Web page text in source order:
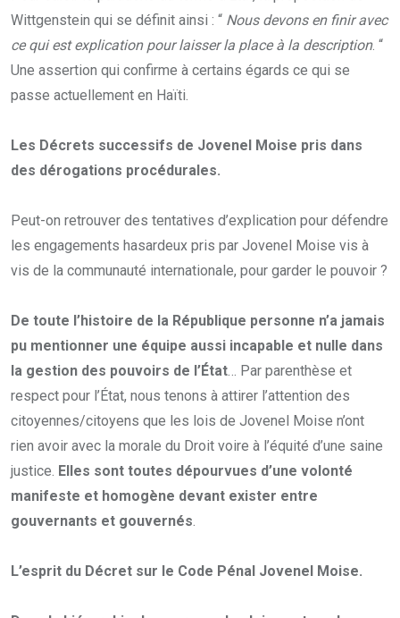
Wittgenstein qui se définit ainsi : “ Nous devons en finir avec
ce qui est explication pour laisser la place à la description. “
Une assertion qui confirme à certains égards ce qui se
passe actuellement en Haïti.
Les Décrets successifs de Jovenel Moise pris dans
des dérogations procédurales.
Peut-on retrouver des tentatives d’explication pour défendre
les engagements hasardeux pris par Jovenel Moise vis à
vis de la communauté internationale, pour garder le pouvoir ?
De toute l’histoire de la République personne n’a jamais
pu mentionner une équipe aussi incapable et nulle dans
la gestion des pouvoirs de l’État… Par parenthèse et
respect pour l’État, nous tenons à attirer l’attention des
citoyennes/citoyens que les lois de Jovenel Moise n’ont
rien avoir avec la morale du Droit voire à l’équité d’une saine
justice. Elles sont toutes dépourvues d’une volonté
manifeste et homogène devant exister entre
gouvernants et gouvernés.
L’esprit du Décret sur le Code Pénal Jovenel Moise.